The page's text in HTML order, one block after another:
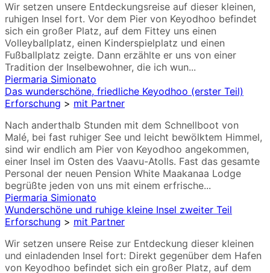
Wir setzen unsere Entdeckungsreise auf dieser kleinen,
ruhigen Insel fort. Vor dem Pier von Keyodhoo befindet
sich ein großer Platz, auf dem Fittey uns einen
Volleyballplatz, einen Kinderspielplatz und einen
Fußballplatz zeigte. Dann erzählte er uns von einer
Tradition der Inselbewohner, die ich wun...
Piermaria Simionato
Das wunderschöne, friedliche Keyodhoo (erster Teil)
Erforschung > mit Partner
Nach anderthalb Stunden mit dem Schnellboot von
Malé, bei fast ruhiger See und leicht bewölktem Himmel,
sind wir endlich am Pier von Keyodhoo angekommen,
einer Insel im Osten des Vaavu-Atolls. Fast das gesamte
Personal der neuen Pension White Maakanaa Lodge
begrüßte jeden von uns mit einem erfrische...
Piermaria Simionato
Wunderschöne und ruhige kleine Insel zweiter Teil
Erforschung > mit Partner
Wir setzen unsere Reise zur Entdeckung dieser kleinen
und einladenden Insel fort: Direkt gegenüber dem Hafen
von Keyodhoo befindet sich ein großer Platz, auf dem